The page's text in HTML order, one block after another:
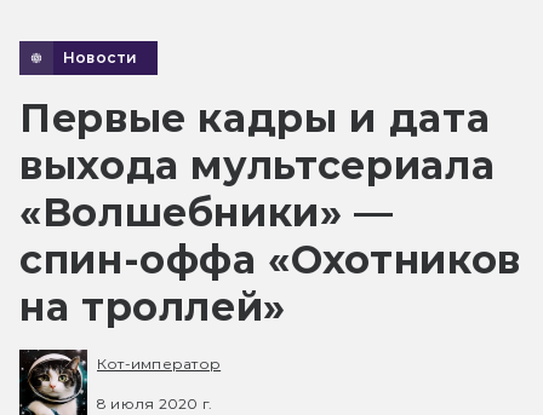
Новости
Первые кадры и дата
выхода мультсериала
«Волшебники» —
спин-оффа «Охотников
на троллей»
Кот-император
8 июля 2020 г.